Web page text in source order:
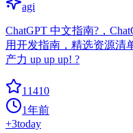
agi
ChatGPT 中文指南?，
用开发指南，精选资源清
产力 up up up! ?
11410
1年前
+3today